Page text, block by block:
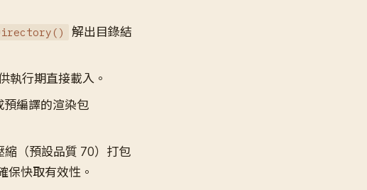
解出目錄結
執行期直接載入。
預編譯的渲染包
縮（預設品質 70）打包
快取有效性。